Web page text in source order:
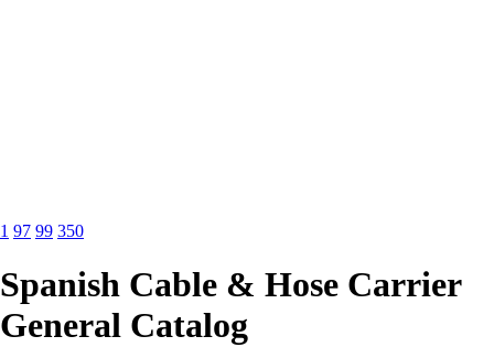
1 97 99 350
Spanish Cable & Hose Carrier
General Catalog